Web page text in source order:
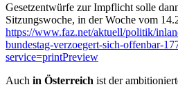
Gesetzentwürfe zur Impflicht solle
Sitzungswoche, in der Woche vom
https://www.faz.net/aktuell/politik/
bundestag-verzoegert-sich-offenbar-
service=printPreview
Auch in Österreich ist der